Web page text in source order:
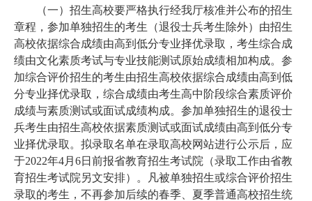
（一）招生高校要严格执行经我厅核准并公布的招生
章程，参加单独招生的考生（退役士兵考生除外）由招生
高校依据综合成绩由高到低分专业择优录取，考生综合成
绩由文化素质考试与专业技能测试原始成绩相加构成。参
加综合评价招生的考生由招生高校依据综合成绩由高到低
分专业择优录取，综合成绩由考生高中阶段综合素质评价
成绩与素质测试或面试成绩构成。参加单独招生的退役士
兵考生由招生高校依据素质测试或面试成绩由高到低分专
业择优录取。拟录取名单在录取高校网站进行公示后，应
于2022年4月6日前报省教育招生考试院（录取工作由省教
育招生考试院另文安排）。凡被单独招生或综合评价招生
录取的考生，不再参加后续的春季、夏季普通高校招生统